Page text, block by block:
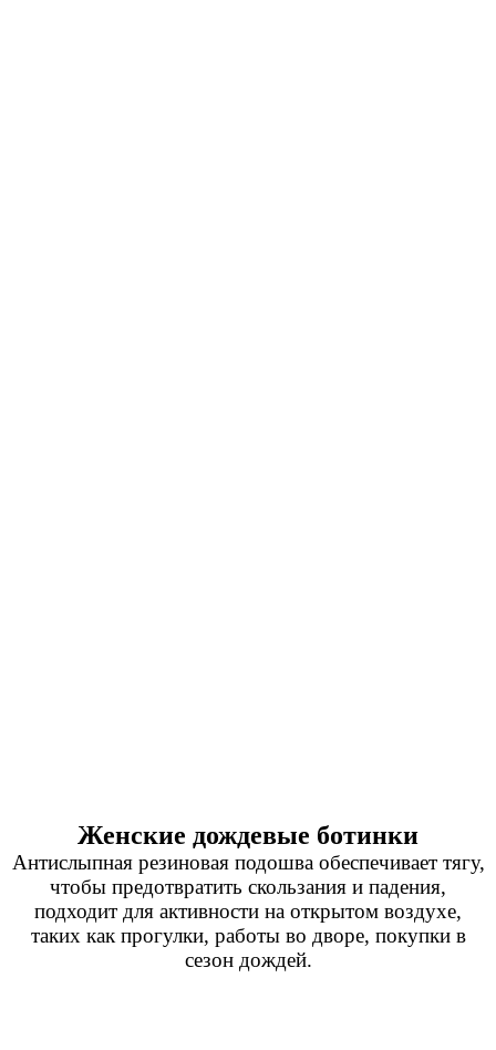
Женские дождевые ботинки
Антислыпная резиновая подошва обеспечивает тягу,
чтобы предотвратить скользания и падения,
подходит для активности на открытом воздухе,
таких как прогулки, работы во дворе, покупки в
сезон дождей.